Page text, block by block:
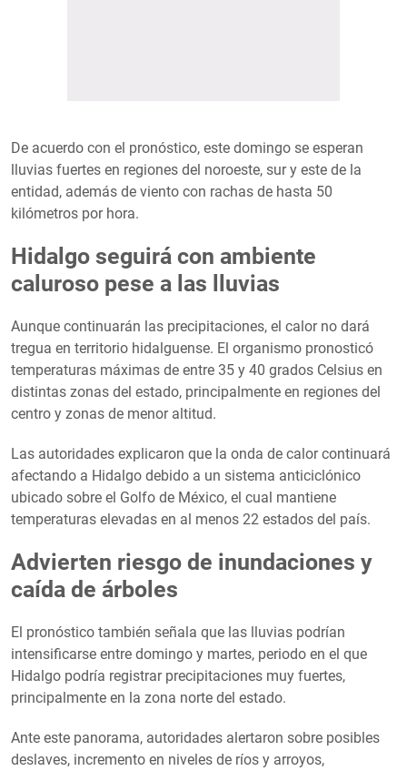
De acuerdo con el pronóstico, este domingo se esperan
lluvias fuertes en regiones del noroeste, sur y este de la
entidad, además de viento con rachas de hasta 50
kilómetros por hora.
Hidalgo seguirá con ambiente
caluroso pese a las lluvias
Aunque continuarán las precipitaciones, el calor no dará
tregua en territorio hidalguense. El organismo pronosticó
temperaturas máximas de entre 35 y 40 grados Celsius en
distintas zonas del estado, principalmente en regiones del
centro y zonas de menor altitud.
Las autoridades explicaron que la onda de calor continuará
afectando a Hidalgo debido a un sistema anticiclónico
ubicado sobre el Golfo de México, el cual mantiene
temperaturas elevadas en al menos 22 estados del país.
Advierten riesgo de inundaciones y
caída de árboles
El pronóstico también señala que las lluvias podrían
intensificarse entre domingo y martes, periodo en el que
Hidalgo podría registrar precipitaciones muy fuertes,
principalmente en la zona norte del estado.
Ante este panorama, autoridades alertaron sobre posibles
deslaves, incremento en niveles de ríos y arroyos,